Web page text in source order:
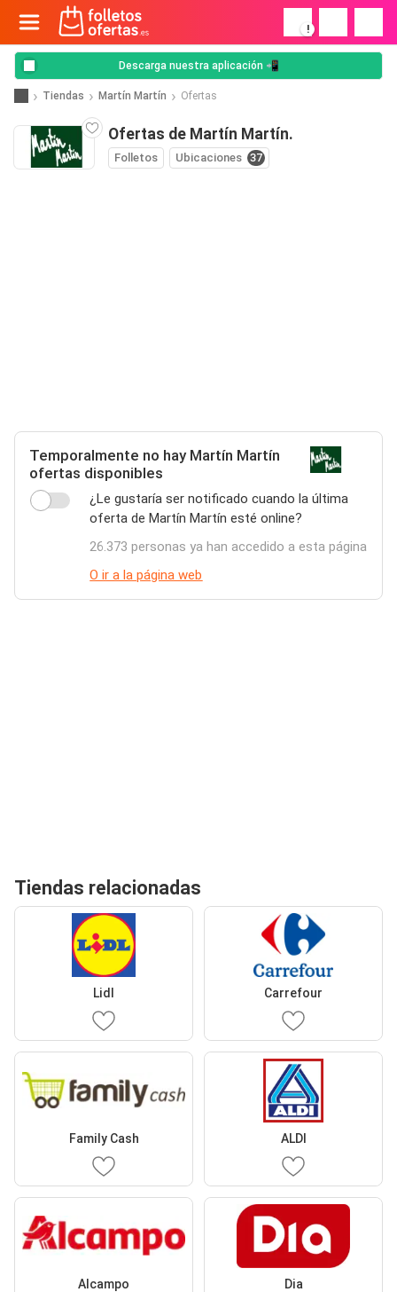
!
Descarga nuestra aplicación 📲
Tiendas Martín Martín Ofertas
Ofertas de Martín Martín.
Folletos Ubicaciones 37
Temporalmente no hay Martín Martín
ofertas disponibles
¿Le gustaría ser notificado cuando la última
oferta de Martín Martín esté online?
26.373 personas ya han accedido a esta página
O ir a la página web
Tiendas relacionadas
Lidl Carrefour
Family Cash ALDI
Alcampo Dia